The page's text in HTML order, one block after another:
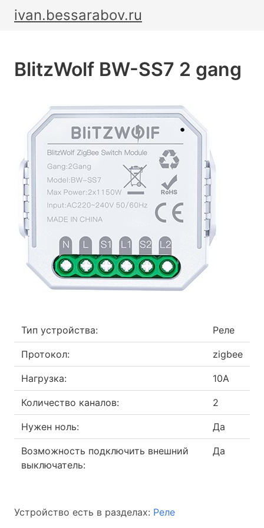
ivan.bessarabov.ru
BlitzWolf BW-SS7 2 gang
Тип устройства: Реле
Протокол: zigbee
Нагрузка: 10A
Количество каналов: 2
Нужен ноль: Да
Возможность подключить внешний
выключатель:
Да
Устройство есть в разделах: Реле